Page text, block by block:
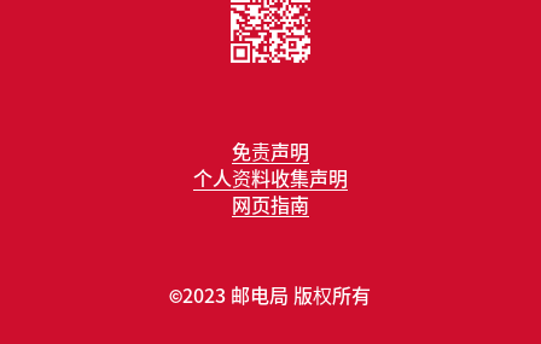
免责声明
个人资料收集声明
网页指南
©2023 邮电局 版权所有